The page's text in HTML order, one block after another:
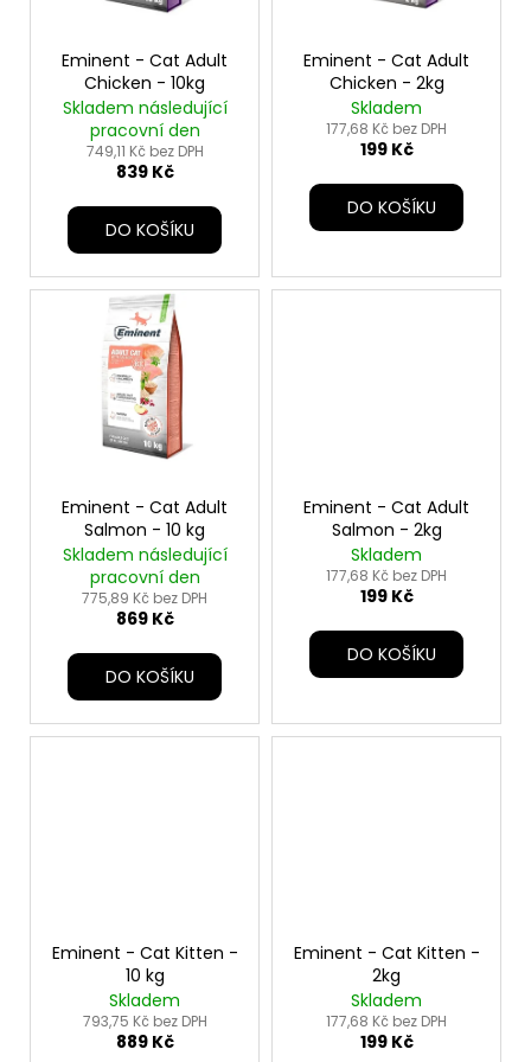
Eminent - Cat Adult
Chicken - 10kg
Skladem následující
pracovní den
749,11 Kč bez DPH
839 Kč
DO KOŠÍKU
Eminent - Cat Adult
Chicken - 2kg
Skladem
177,68 Kč bez DPH
199 Kč
DO KOŠÍKU
Eminent - Cat Adult
Salmon - 10 kg
Skladem následující
pracovní den
775,89 Kč bez DPH
869 Kč
DO KOŠÍKU
Eminent - Cat Adult
Salmon - 2kg
Skladem
177,68 Kč bez DPH
199 Kč
DO KOŠÍKU
Eminent - Cat Kitten -
10 kg
Skladem
793,75 Kč bez DPH
889 Kč
Eminent - Cat Kitten -
2kg
Skladem
177,68 Kč bez DPH
199 Kč